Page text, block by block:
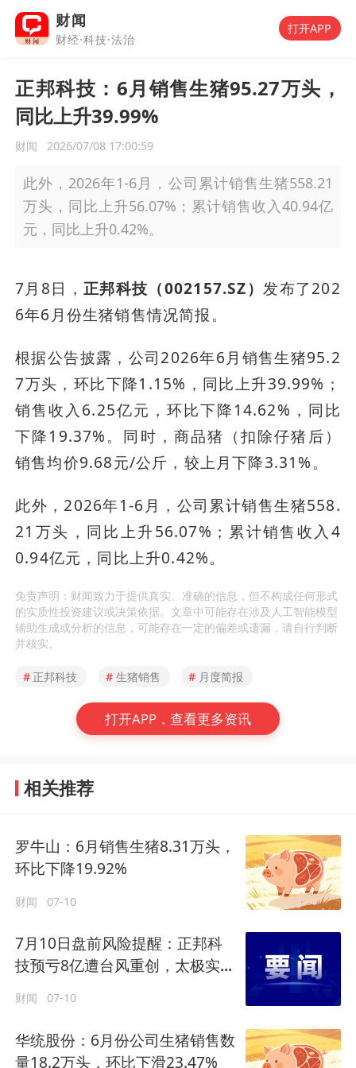
财闻
财经·科技·法治
打开APP
正邦科技：6月销售生猪95.27万头，
同比上升39.99%
财闻 2026/07/08 17:00:59
此外，2026年1-6月，公司累计销售生猪558.21
万头，同比上升56.07%；累计销售收入40.94亿
元，同比上升0.42%。
7月8日， 正邦科技（002157.SZ）发布了202
6年6月份生猪销售情况简报。
根据公告披露，公司2026年6月销售生猪95.2
7万头，环比下降1.15%，同比上升39.99%；
销售收入6.25亿元，环比下降14.62%，同比
下降19.37%。同时，商品猪（扣除仔猪后）
销售均价9.68元/公斤，较上月下降3.31%。
此外，2026年1-6月，公司累计销售生猪558.
21万头，同比上升56.07%；累计销售收入4
0.94亿元，同比上升0.42%。
免责声明：财闻致力于提供真实、准确的信息，但不构成任何形式
的实质性投资建议或决策依据。文章中可能存在涉及人工智能模型
辅助生成或分析的信息，可能存在一定的偏差或遗漏，请自行判断
并核实。
# 正邦科技 # 生猪销售 # 月度简报
打开APP，查看更多资讯
相关推荐
罗牛山：6月销售生猪8.31万头，
环比下降19.92%
财闻 07-10
7月10日盘前风险提醒：正邦科
技预亏8亿遭台风重创，太极实业
遭控股股东减持
财闻 07-10
华统股份：6月份公司生猪销售数
量18.2万头，环比下滑23.47%